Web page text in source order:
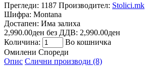
Прегледи: 1187 Производител: Stolici.mk
Шифра: Montana
Достапен: Има залиха
2,990.00ден без ДДВ: 2,990.00ден
Количина:
Во кошничка
Омилени Спореди
Опис Слични производи (8)